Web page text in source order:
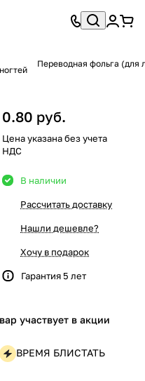
Переводная фольга (для
0.80 руб.
Цена указана без учета
НДС
В наличии
Рассчитать доставку
Нашли дешевле?
Хочу в подарок
Гарантия 5 лет
участвует в акции
ВРЕМЯ БЛИСТАТЬ